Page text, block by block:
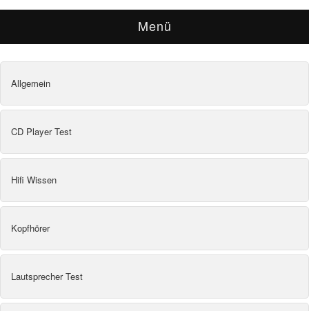
Menü
Allgemein
CD Player Test
Hifi Wissen
Kopfhörer
Lautsprecher Test